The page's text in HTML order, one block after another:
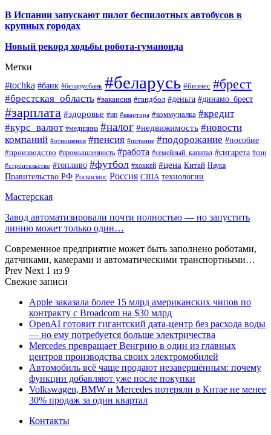
В Испании запускают пилот беспилотных автобусов в
крупных городах
Новый рекорд ходьбы робота-гуманоида
Метки
#tochka #банк #беларусбанк #беларусь #бизнес #брест
#брестская_область #вакансия #гандбол #деньга #динамо_брест
#зарплата #здоровье #ип #квартира #коммуналка #кредит
#курс_валют #медицина #налог #недвижимость #новости
компаний #отношения #пенсия #питание #подорожание #пособие
#производство #промышленность #работа #семейный_капитал #сигарета #сон
#строительство #топливо #футбол #хоккей #цена Китай Наука
Правительство РФ Роскосмос Россия США технологии
Мастерская
Завод автоматизировали почти полностью — но запустить
линию может только один…
Современное предприятие может быть заполнено роботами,
датчиками, камерами и автоматическими транспортными…
Prev Next 1 из 9
Свежие записи
Apple заказала более 15 млрд американских чипов по
контракту с Broadcom на $30 млрд
OpenAI готовит гигантский дата-центр без расхода воды
— но ему потребуется больше электричества
Mercedes превращает Венгрию в один из главных
центров производства своих электромобилей
Автомобиль всё чаще продают незавершённым: почему
функции добавляют уже после покупки
Volkswagen, BMW и Mercedes потеряли в Китае не менее
30% продаж за один квартал
Контакты